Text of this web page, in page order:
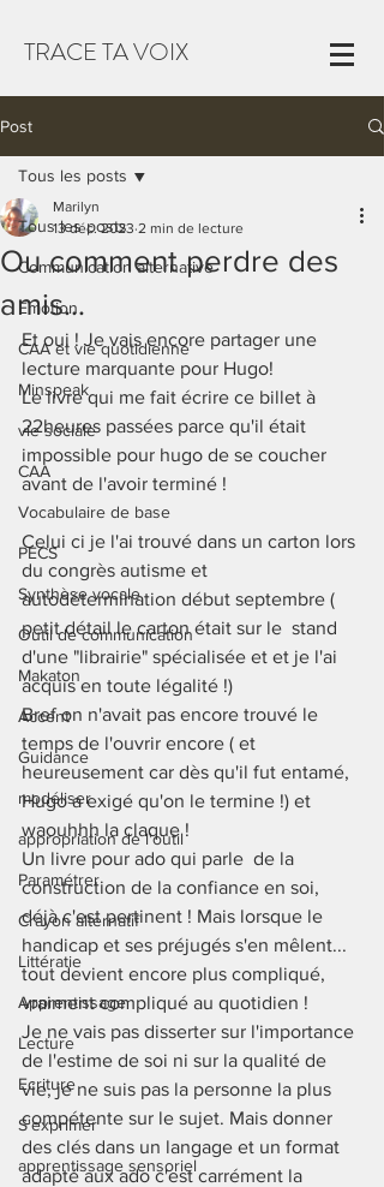
TRACE TA VOIX
Post
Tous les posts
Communication alternative
Emotion
CAA et vie quotidienne
Minspeak
vie sociale
CAA
Vocabulaire de base
PECS
Synthèse vocale
Outil de communication
Makaton
Accent
Guidance
modéliser
appropriation de l'outil
Paramétrer
Crayon alternatif
Littératie
Apprentissage
Lecture
Ecriture
S'exprimer
apprentissage sensoriel
Tous les posts
Ou comment perdre des
amis…
Marilyn
13 déc. 2023 2 min de lecture
Et oui ! Je vais encore partager une
lecture marquante pour Hugo!
Le livre qui me fait écrire ce billet à
22heures passées parce qu'il était
impossible pour hugo de se coucher
avant de l'avoir terminé !
Celui ci je l'ai trouvé dans un carton lors
du congrès autisme et
autodétermination début septembre (
petit détail le carton était sur le  stand
d'une "librairie" spécialisée et et je l'ai
acquis en toute légalité !)
Bref on n'avait pas encore trouvé le
temps de l'ouvrir encore ( et
heureusement car dès qu'il fut entamé,
Hugo a exigé qu'on le termine !) et
waouhhh la claque !
Un livre pour ado qui parle  de la
construction de la confiance en soi,
déjà c'est pertinent ! Mais lorsque le
handicap et ses préjugés s'en mêlent...
tout devient encore plus compliqué,
vraiment compliqué au quotidien !
Je ne vais pas disserter sur l'importance
de l'estime de soi ni sur la qualité de
vie, je ne suis pas la personne la plus
compétente sur le sujet. Mais donner
des clés dans un langage et un format
adapté aux ado c'est carrément la